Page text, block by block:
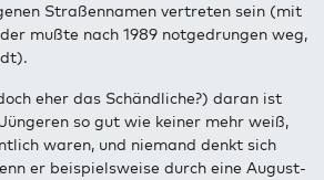
Straßennamen vertreten sein (mit
mußte nach 1989 notgedrungen weg,
eher das Schändliche?) daran ist
so gut wie keiner mehr weiß,
waren, und niemand denkt sich
er beispielsweise durch eine August-